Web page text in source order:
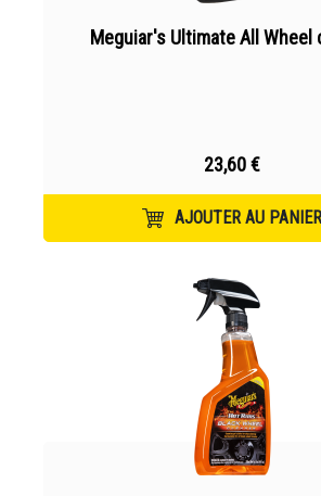
Meguiar's Ultimate All Wheel
23,60 €
AJOUTER AU PANIER